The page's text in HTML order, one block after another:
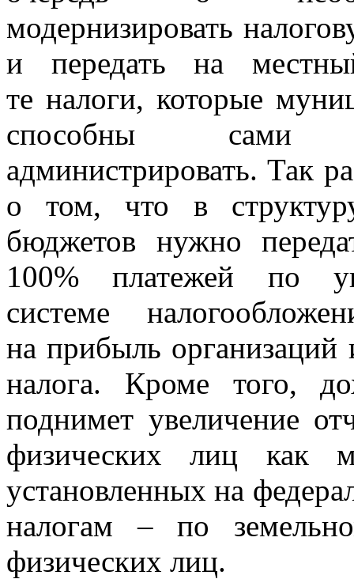
модернизировать
и передать на
те налоги, которые
способны сами
администрировать. Так
о том, что в
бюджетов нужно
100% платежей по
системе
на прибыль организаций
налога. Кроме того,
поднимет увеличение
физических лиц как
установленных на
налогам – по
физических лиц.